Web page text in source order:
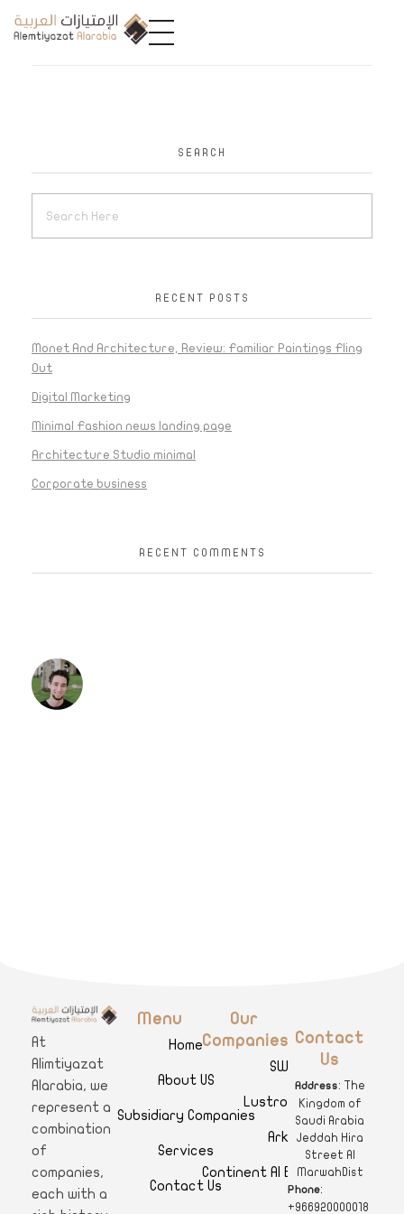
SEARCH
RECENT POSTS
Monet And Architecture, Review: Familiar Paintings Fling
Out
Digital Marketing
Minimal Fashion news landing page
Architecture Studio minimal
Corporate business
RECENT COMMENTS
A
limtiyazat Alarabia
At
Alimtiyazat
Alarabia, we
represent a
combination
of
companies,
each with a
Menu
Home
About US
Subsidiary Companies
Services
Contact Us
Our
Companies
SWAR
Lustro Clinics
Arkan
Continent Al Ertiqaa Hotel
Contact
Us
Address: The
Kingdom of
Saudi Arabia
Jeddah Hira
Street Al
MarwahDist
Phone:
+966920000018